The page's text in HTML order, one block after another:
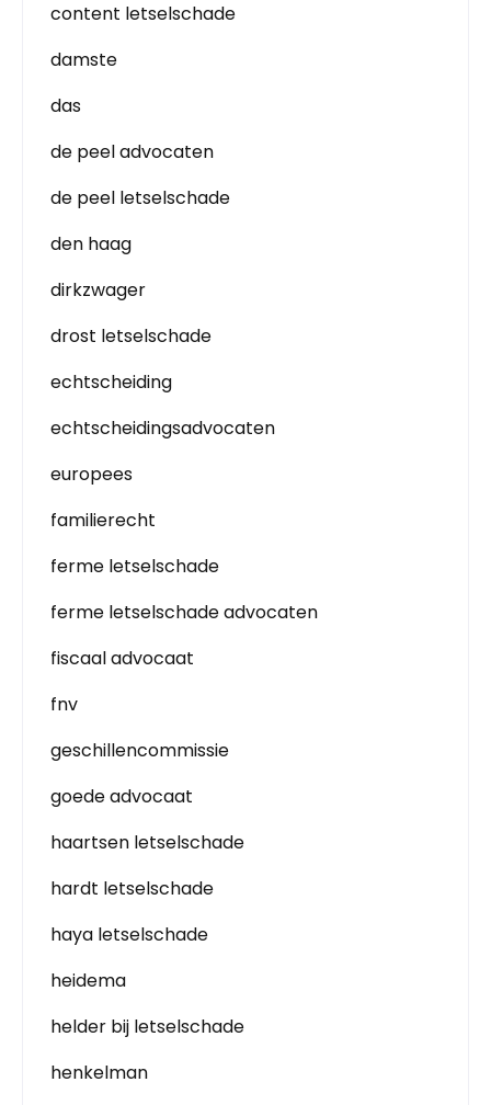
content letselschade
damste
das
de peel advocaten
de peel letselschade
den haag
dirkzwager
drost letselschade
echtscheiding
echtscheidingsadvocaten
europees
familierecht
ferme letselschade
ferme letselschade advocaten
fiscaal advocaat
fnv
geschillencommissie
goede advocaat
haartsen letselschade
hardt letselschade
haya letselschade
heidema
helder bij letselschade
henkelman